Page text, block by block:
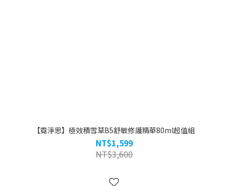
【霓淨思】極效積雪草B5舒敏修護精華80ml超值組
NT$1,599
NT$3,600